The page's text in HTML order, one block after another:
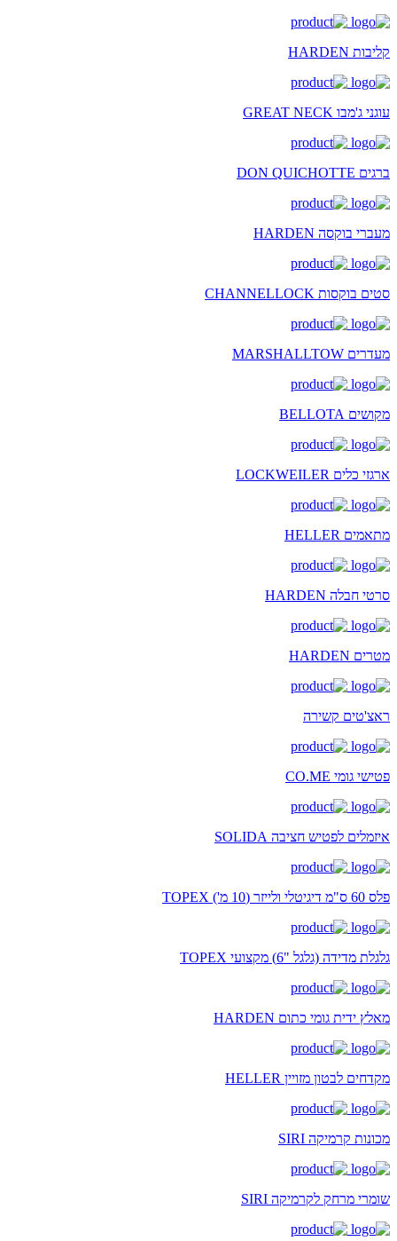
קליבות HARDEN
עוגני ג'מבו GREAT NECK
ברגים DON QUICHOTTE
מעברי בוקסה HARDEN
סטים בוקסות CHANNELLOCK
מעדרים MARSHALLTOW
מקושים BELLOTA
ארגזי כלים LOCKWEILER
מתאמים HELLER
סרטי חבלה HARDEN
מטרים HARDEN
ראצ'טים קשירה
פטישי גומי CO.ME
איזמלים לפטיש חציבה SOLIDA
פלס 60 ס"מ דיגיטלי ולייזר (10 מ') TOPEX
גלגלת מדידה (גלגל "6) מקצועי TOPEX
מאלץ ידית גומי כתום HARDEN
מקדחים לבטון מזויין HELLER
מכונות קרמיקה SIRI
שומרי מרחק לקרמיקה SIRI